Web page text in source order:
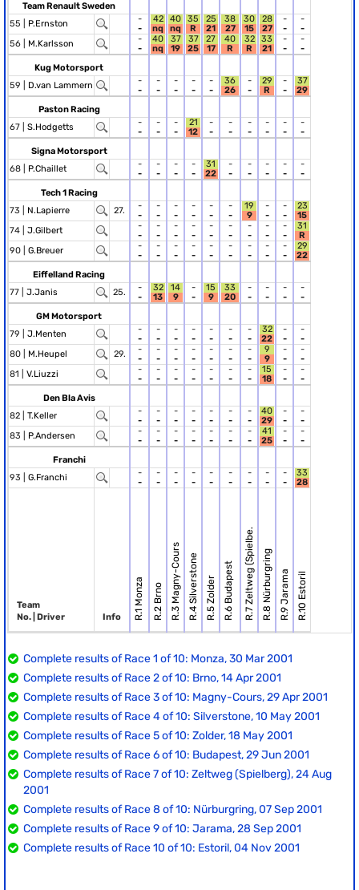
Team Renault Sweden
55 | P.Ernston
-
-
42
nq
40
nq
35
R
25
21
38
27
30
15
28
27
-
-
-
-
56 | M.Karlsson
-
-
40
nq
37
19
37
25
27
17
40
R
32
R
33
21
-
-
-
-
Kug Motorsport
59 | D.van Lammern
-
-
-
-
-
-
-
-
-
-
36
26
-
-
29
R
-
-
37
29
Paston Racing
67 | S.Hodgetts
-
-
-
-
-
-
21
12
-
-
-
-
-
-
-
-
-
-
-
-
Signa Motorsport
68 | P.Chaillet
-
-
-
-
-
-
-
-
31
22
-
-
-
-
-
-
-
-
-
-
Tech 1 Racing
73 | N.Lapierre 27.
-
-
-
-
-
-
-
-
-
-
-
-
19
9
-
-
-
-
23
15
74 | J.Gilbert
-
-
-
-
-
-
-
-
-
-
-
-
-
-
-
-
-
-
31
R
90 | G.Breuer
-
-
-
-
-
-
-
-
-
-
-
-
-
-
-
-
-
-
29
22
Eiffelland Racing
77 | J.Janis 25.
-
-
32
13
14
9
-
-
15
9
33
20
-
-
-
-
-
-
-
-
GM Motorsport
79 | J.Menten
-
-
-
-
-
-
-
-
-
-
-
-
-
-
32
22
-
-
-
-
80 | M.Heupel 29.
-
-
-
-
-
-
-
-
-
-
-
-
-
-
9
9
-
-
-
-
81 | V.Liuzzi
-
-
-
-
-
-
-
-
-
-
-
-
-
-
15
18
-
-
-
-
Den Bla Avis
82 | T.Keller
-
-
-
-
-
-
-
-
-
-
-
-
-
-
40
29
-
-
-
-
83 | P.Andersen
-
-
-
-
-
-
-
-
-
-
-
-
-
-
41
25
-
-
-
-
Franchi
93 | G.Franchi
-
-
-
-
-
-
-
-
-
-
-
-
-
-
-
-
-
-
33
28
Team
No. | Driver
Info R.1 Monza R.2 Brno R.3 Magny-CoursR.4 Silverstone R.5 Zolder R.6 BudapestR.7 Zeltweg (Spielbe.R.8 NürburgringR.9 Jarama R.10 Estoril
Complete results of Race 1 of 10: Monza, 30 Mar 2001
Complete results of Race 2 of 10: Brno, 14 Apr 2001
Complete results of Race 3 of 10: Magny-Cours, 29 Apr 2001
Complete results of Race 4 of 10: Silverstone, 10 May 2001
Complete results of Race 5 of 10: Zolder, 18 May 2001
Complete results of Race 6 of 10: Budapest, 29 Jun 2001
Complete results of Race 7 of 10: Zeltweg (Spielberg), 24 Aug
2001
Complete results of Race 8 of 10: Nürburgring, 07 Sep 2001
Complete results of Race 9 of 10: Jarama, 28 Sep 2001
Complete results of Race 10 of 10: Estoril, 04 Nov 2001